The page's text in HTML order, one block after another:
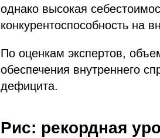
однако высокая
конкурентоспособность на
По оценкам экспертов,
обеспечения внутреннего
дефицита.
Рис: рекордная